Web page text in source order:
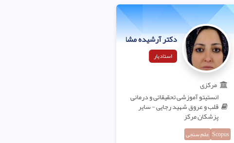
دکتر آرشیده مشایخ
استادیار
مرکزی
انستیتو آموزشی تحقیقاتی و درمانی
قلب و عروق شهید رجایی - سایر
پزشکان مرکز
Scopus علم سنجی